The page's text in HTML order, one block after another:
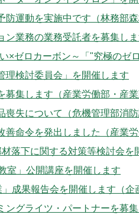
防運動を実施中です（林務部森
業務の業務受託者を募集し
×ゼロカーボン～「"究極のゼ
理検討委員会」を開催します
集します（産業労働部・産業
失について（危機管理部消防
命令を発出しました（産業労
落下に関する対策等検討会
室」公開講座を開催します
成果報告会を開催します（企
グライツ・パートナーを募